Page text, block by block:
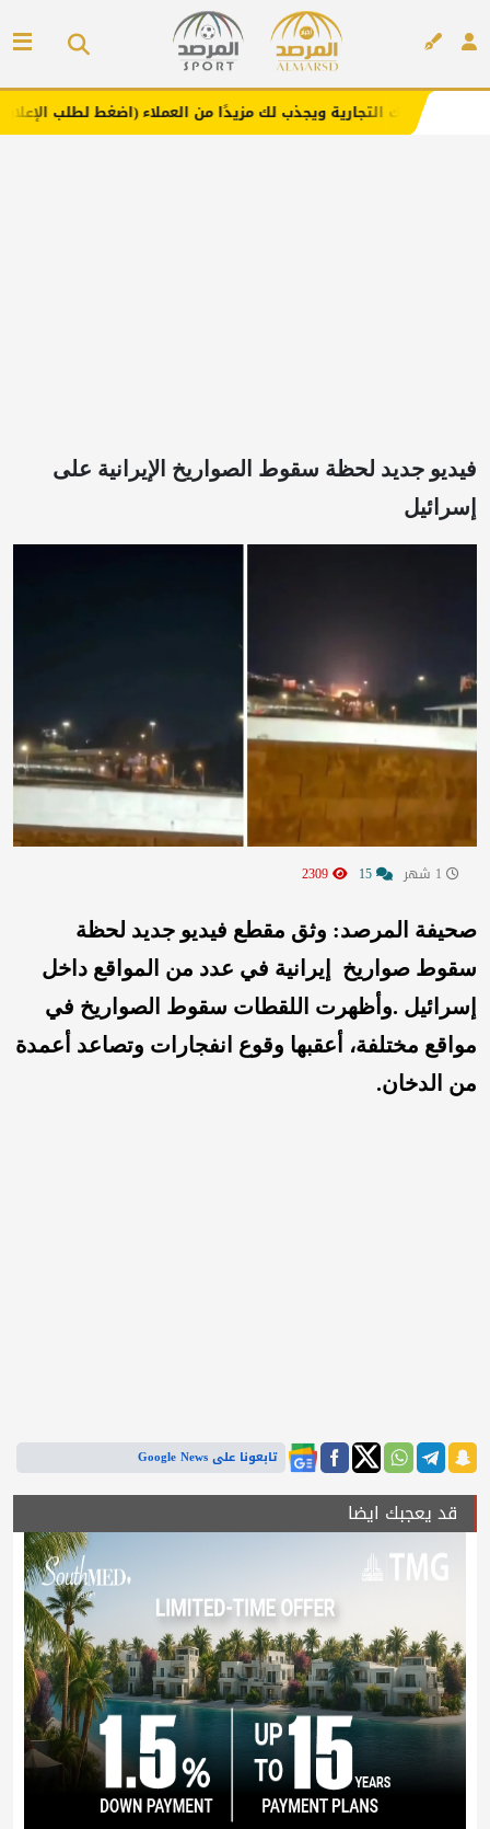
ويجذب لك مزيدًا من العملاء (اضغط لطلب الإعلان)
فيديو جديد لحظة سقوط الصواريخ الإيرانية على
إسرائيل
صحيفة المرصد: وثق مقطع فيديو جديد لحظة
سقوط صواريخ إيرانية في عدد من المواقع داخل
إسرائيل .وأظهرت اللقطات سقوط الصواريخ في
مواقع مختلفة، أعقبها وقوع انفجارات وتصاعد أعمدة
من الدخان.
تابعونا على Google News
قد يعجبك ايضا